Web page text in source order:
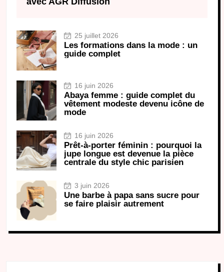
25 juillet 2026
Les formations dans la mode : un
guide complet
16 juin 2026
Abaya femme : guide complet du
vêtement modeste devenu icône de
mode
16 juin 2026
Prêt-à-porter féminin : pourquoi la
jupe longue est devenue la pièce
centrale du style chic parisien
3 juin 2026
Une barbe à papa sans sucre pour
se faire plaisir autrement